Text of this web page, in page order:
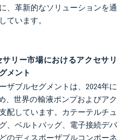
、革新的なソリューションを通
ています。
リー市場におけるアクセサリ
メント
ザブルセグメントは、2024年に
、世界の輸液ポンプおよびアク
配しています。カテーテルチュ
、ベルトバッグ、電子接続デバ
のディスポーザブルコンポーネ